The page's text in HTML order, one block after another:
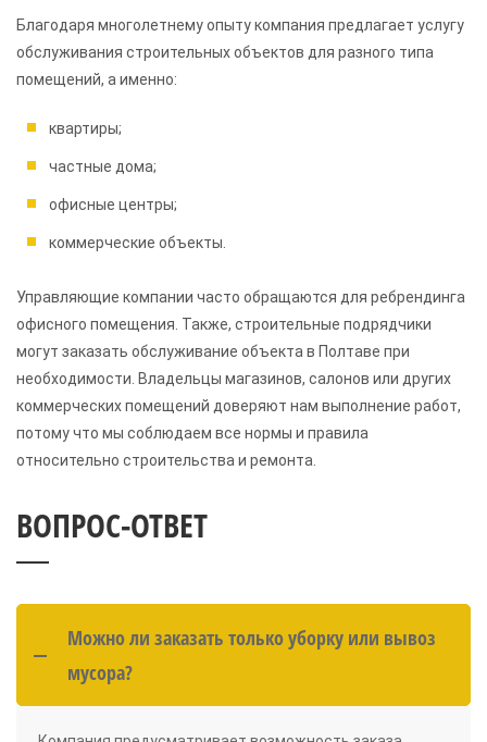
Благодаря многолетнему опыту компания предлагает услугу
обслуживания строительных объектов для разного типа
помещений, а именно:
квартиры;
частные дома;
офисные центры;
коммерческие объекты.
Управляющие компании часто обращаются для ребрендинга
офисного помещения. Также, строительные подрядчики
могут заказать обслуживание объекта в Полтаве при
необходимости. Владельцы магазинов, салонов или других
коммерческих помещений доверяют нам выполнение работ,
потому что мы соблюдаем все нормы и правила
относительно строительства и ремонта.
ВОПРОС-ОТВЕТ
Можно ли заказать только уборку или вывоз
мусора?